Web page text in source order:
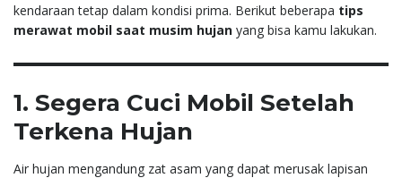
kendaraan tetap dalam kondisi prima. Berikut beberapa tips
merawat mobil saat musim hujan yang bisa kamu lakukan.
1. Segera Cuci Mobil Setelah
Terkena Hujan
Air hujan mengandung zat asam yang dapat merusak lapisan